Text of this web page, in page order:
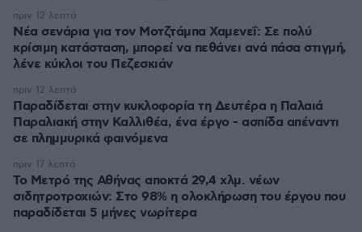
Νέα σενάρια για τον Μοτζτάμπα Χαμενεΐ: Σε πολύ
κρίσιμη κατάσταση, μπορεί να πεθάνει ανά πάσα στιγμή,
λένε κύκλοι του Πεζεσκιάν
πριν 12 λεπτά
Παραδίδεται στην κυκλοφορία τη Δευτέρα η Παλαιά
Παραλιακή στην Καλλιθέα, ένα έργο - ασπίδα απέναντι
σε πλημμυρικά φαινόμενα
πριν 12 λεπτά
Το Μετρό της Αθήνας αποκτά 29,4 χλμ. νέων
σιδητροτροχιών: Στο 98% η ολοκλήρωση του έργου που
παραδίδεται 5 μήνες νωρίτερα
πριν 17 λεπτά